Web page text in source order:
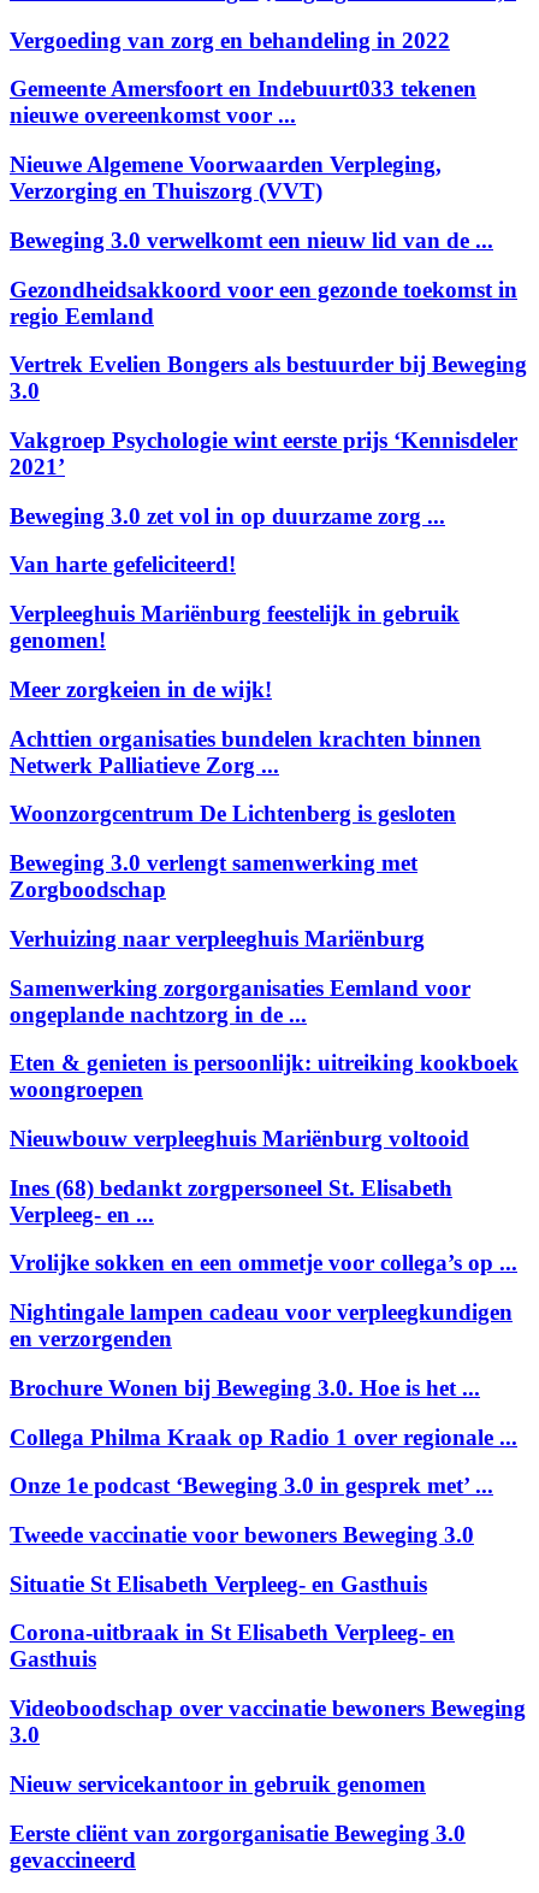
Vergoeding van zorg en behandeling in 2022
Gemeente Amersfoort en Indebuurt033 tekenen
nieuwe overeenkomst voor ...
Nieuwe Algemene Voorwaarden Verpleging,
Verzorging en Thuiszorg (VVT)
Beweging 3.0 verwelkomt een nieuw lid van de ...
Gezondheidsakkoord voor een gezonde toekomst in
regio Eemland
Vertrek Evelien Bongers als bestuurder bij Beweging
3.0
Vakgroep Psychologie wint eerste prijs ‘Kennisdeler
2021’
Beweging 3.0 zet vol in op duurzame zorg ...
Van harte gefeliciteerd!
Verpleeghuis Mariënburg feestelijk in gebruik
genomen!
Meer zorgkeien in de wijk!
Achttien organisaties bundelen krachten binnen
Netwerk Palliatieve Zorg ...
Woonzorgcentrum De Lichtenberg is gesloten
Beweging 3.0 verlengt samenwerking met
Zorgboodschap
Verhuizing naar verpleeghuis Mariënburg
Samenwerking zorgorganisaties Eemland voor
ongeplande nachtzorg in de ...
Eten & genieten is persoonlijk: uitreiking kookboek
woongroepen
Nieuwbouw verpleeghuis Mariënburg voltooid
Ines (68) bedankt zorgpersoneel St. Elisabeth
Verpleeg- en ...
Vrolijke sokken en een ommetje voor collega’s op ...
Nightingale lampen cadeau voor verpleegkundigen
en verzorgenden
Brochure Wonen bij Beweging 3.0. Hoe is het ...
Collega Philma Kraak op Radio 1 over regionale ...
Onze 1e podcast ‘Beweging 3.0 in gesprek met’ ...
Tweede vaccinatie voor bewoners Beweging 3.0
Situatie St Elisabeth Verpleeg- en Gasthuis
Corona-uitbraak in St Elisabeth Verpleeg- en
Gasthuis
Videoboodschap over vaccinatie bewoners Beweging
3.0
Nieuw servicekantoor in gebruik genomen
Eerste cliënt van zorgorganisatie Beweging 3.0
gevaccineerd